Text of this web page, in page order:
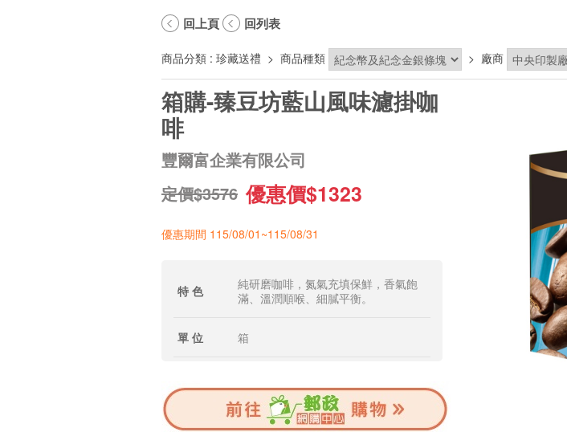
回上頁 回列表
商品分類 : 珍藏送禮 > 商品種類 > 廠商
箱購-臻豆坊藍山風味濾掛咖
啡
豐爾富企業有限公司
定價$3576 優惠價$1323
優惠期間 115/08/01~115/08/31
特 色
純研磨咖啡，氮氣充填保鮮，香氣飽
滿、溫潤順喉、細膩平衡。
單 位 箱